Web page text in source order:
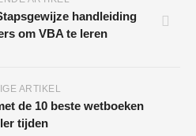
handleiding
om VBA te leren
ARTIKEL
de 10 beste wetboeken
tijden